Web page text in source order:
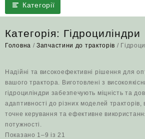
Категорії
Категорія: Гідроциліндри
Головна /Запчастини до тракторів /
Надійні та високоефективні рішення для
вашого трактора. Виготовлені з
гідроциліндри забезпечують міцність та
адаптивності до різних моделей
точне керування та ефективне
потужності.
Показано 1–9 із 21